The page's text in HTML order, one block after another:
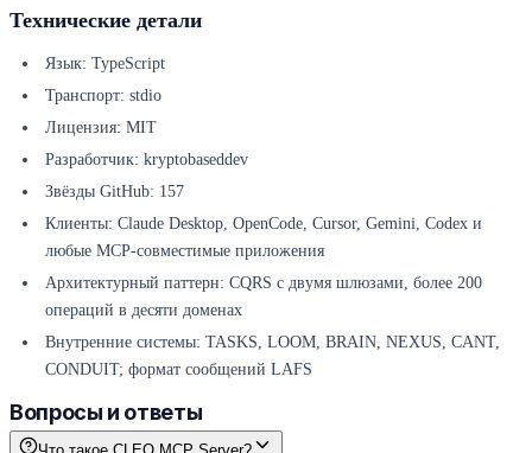
Технические детали
Язык: TypeScript
Транспорт: stdio
Лицензия: MIT
Разработчик: kryptobaseddev
Звёзды GitHub: 157
Клиенты: Claude Desktop, OpenCode, Cursor, Gemini, Codex и
любые MCP-совместимые приложения
Архитектурный паттерн: CQRS с двумя шлюзами, более 200
операций в десяти доменах
Внутренние системы: TASKS, LOOM, BRAIN, NEXUS, CANT,
CONDUIT; формат сообщений LAFS
Вопросы и ответы